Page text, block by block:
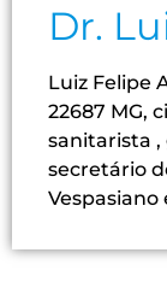
Dr.
Luiz Felipe
22687 MG,
sanitarista ,
secretário